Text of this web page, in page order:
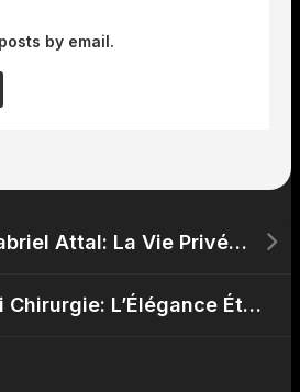
by email.
Compagne de Gabriel Attal: La Vie Privée du Jeune Ministre en Lumière.
Isabelle Adjani Chirurgie: L’Élégance Éternelle de l’Actrice Française.